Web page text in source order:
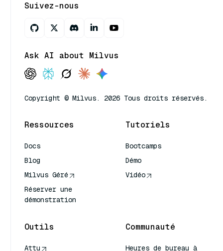
Suivez-nous
Ask AI about Milvus
Copyright © Milvus. 2026 Tous droits réservés.
Ressources
Docs
Blog
Milvus Géré
Réserver une
démonstration
Tutoriels
Bootcamps
Démo
Vidéo
Outils
Attu
Communauté
Heures de bureau à